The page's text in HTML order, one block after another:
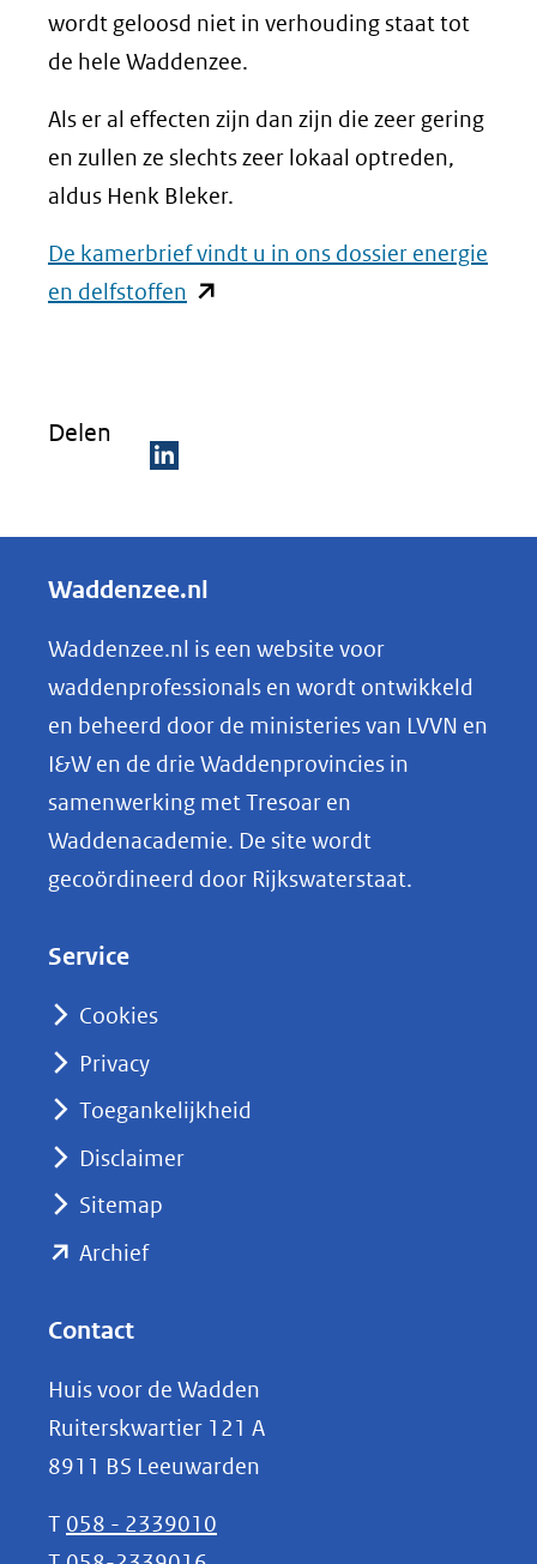
wordt geloosd niet in verhouding staat tot
de hele Waddenzee.
Als er al effecten zijn dan zijn die zeer gering
en zullen ze slechts zeer lokaal optreden,
aldus Henk Bleker.
De kamerbrief vindt u in ons dossier energie
en delfstoffen (opent
website)
Delen
e
e
n
o
p
k
e
nieuw
naar
Waddenzee.nl
Waddenzee.nl is een website voor
waddenprofessionals en wordt ontwikkeld
en beheerd door de ministeries van LVVN en
I&W en de drie Waddenprovincies in
samenwerking met Tresoar en
Waddenacademie. De site wordt
gecoördineerd door Rijkswaterstaat.
Service
Cookies
Privacy
Toegankelijkheid
Disclaimer
Sitemap
Archief(opent
(verwijst
naar
een
andere
website)
Contact
Huis voor de Wadden
Ruiterskwartier 121 A
8911 BS Leeuwarden
T 058 - 2339010